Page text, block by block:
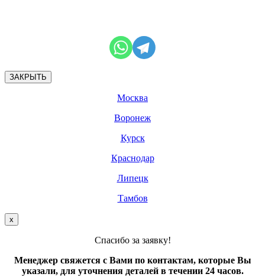
ЗАКРЫТЬ
Москва
Воронеж
Курск
Краснодар
Липецк
Тамбов
х
Спасибо за заявку!
Менеджер свяжется с Вами по контактам, которые Вы
указали, для уточнения деталей в течении 24 часов.